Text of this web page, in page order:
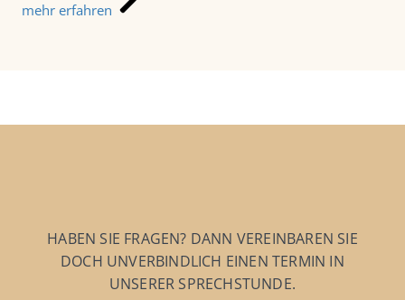
mehr erfahren
HABEN SIE FRAGEN? DANN VEREINBAREN SIE
DOCH UNVERBINDLICH EINEN TERMIN IN
UNSERER SPRECHSTUNDE.